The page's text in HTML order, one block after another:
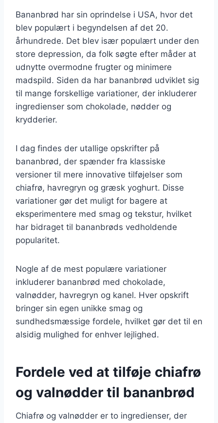
Bananbrød har sin oprindelse i USA, hvor det
blev populært i begyndelsen af det 20.
århundrede. Det blev især populært under den
store depression, da folk søgte efter måder at
udnytte overmodne frugter og minimere
madspild. Siden da har bananbrød udviklet sig
til mange forskellige variationer, der inkluderer
ingredienser som chokolade, nødder og
krydderier.
I dag findes der utallige opskrifter på
bananbrød, der spænder fra klassiske
versioner til mere innovative tilføjelser som
chiafrø, havregryn og græsk yoghurt. Disse
variationer gør det muligt for bagere at
eksperimentere med smag og tekstur, hvilket
har bidraget til bananbrøds vedholdende
popularitet.
Nogle af de mest populære variationer
inkluderer bananbrød med chokolade,
valnødder, havregryn og kanel. Hver opskrift
bringer sin egen unikke smag og
sundhedsmæssige fordele, hvilket gør det til en
alsidig mulighed for enhver lejlighed.
Fordele ved at tilføje chiafrø
og valnødder til bananbrød
Chiafrø og valnødder er to ingredienser, der